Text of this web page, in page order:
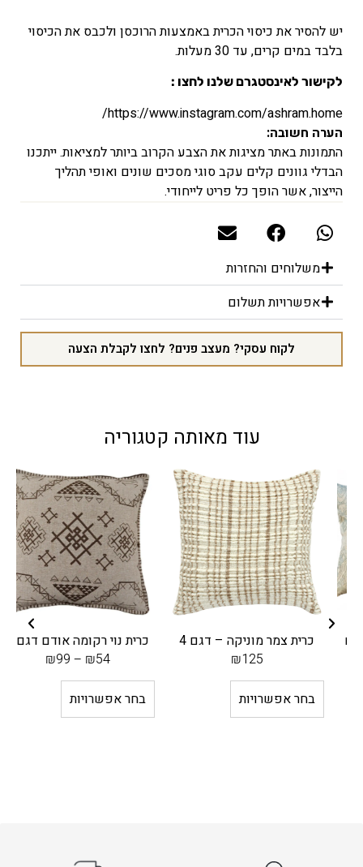
יש להסיר את כיסוי הכרית באמצעות הרוכסן ולכבס את הכיסוי
בלבד במים קרים, עד 30 מעלות.
לקישור לאינסטגרם שלנו לחצו :
https://www.instagram.com/ashram.home/
הערה חשובה:
התמונות באתר מציגות את הצבע הקרוב ביותר למציאות. ייתכנו
הבדלי גוונים קלים עקב סוגי מסכים שונים ואופי תהליך
הייצור, אשר הופך כל פריט לייחודי.
משלוחים והחזרות
אפשרויות תשלום
לקוח עסקי? מעצב פנים? לחצו לקבלת הצעה
עוד מאותה קטגוריה
כרית צמר מוניקה – דגם 4
₪125
בחר אפשרויות
כרית נוי רקומה אודם דגם 9
₪
–
₪99
בחר אפשרויות